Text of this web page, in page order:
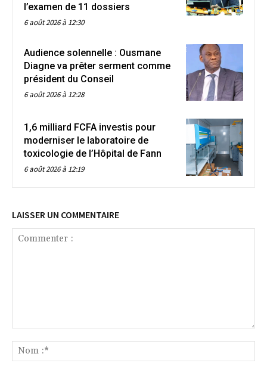
l’examen de 11 dossiers
6 août 2026 à 12:30
Audience solennelle : Ousmane
Diagne va prêter serment comme
président du Conseil
6 août 2026 à 12:28
1,6 milliard FCFA investis pour
moderniser le laboratoire de
toxicologie de l’Hôpital de Fann
6 août 2026 à 12:19
LAISSER UN COMMENTAIRE
:*